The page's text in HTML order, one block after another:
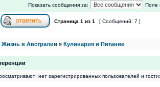
Показать сообщения за: Поле
Страница 1 из 1 [ Сообщений: 7 ]
Жизнь в Австралии » Кулинария и Питание
нет зарегистрированных пользователей и